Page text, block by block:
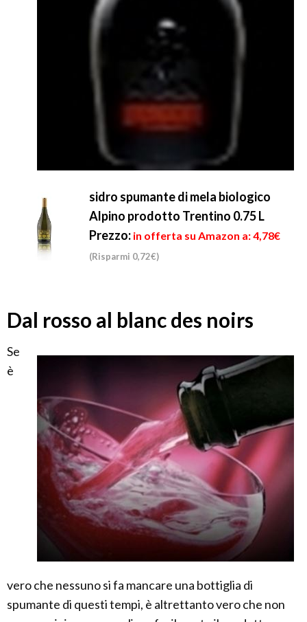
sidro spumante di mela biologico
Alpino prodotto Trentino 0.75 L
Prezzo: in offerta su Amazon a: 4,78€
(Risparmi 0,72€)
Dal rosso al blanc des noirs
Se
è
vero che nessuno si fa mancare una bottiglia di
spumante di questi tempi, è altrettanto vero che non